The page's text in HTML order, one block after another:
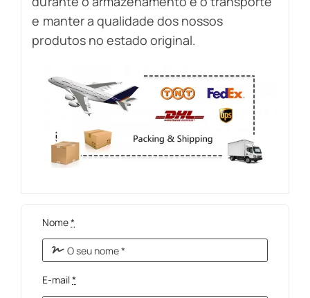
e manter a qualidade dos nossos
produtos no estado original.
Nome*
E-mail*